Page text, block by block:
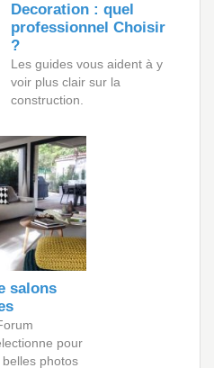
Decoration : quel
professionnel Choisir
?
Les guides vous aident à y
voir plus clair sur la
construction.
salons
pour
photos